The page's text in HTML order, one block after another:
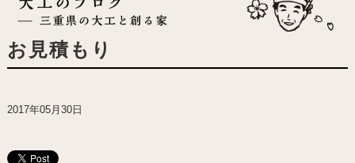
お見積もり
2017年05月30日